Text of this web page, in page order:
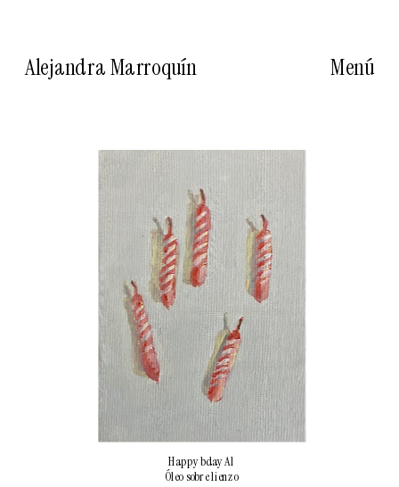
Menú
Happy bday Al
Óleo sobre lienzo
Alejandra Marroquín